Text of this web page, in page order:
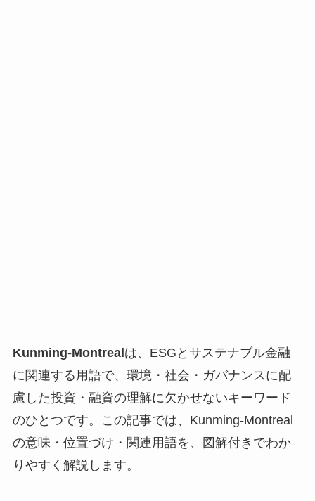
Kunming-Montreal は、ESGとサステナブル金融
に関連する用語で、環境・社会・ガバナンスに配
慮した投資・融資の理解に欠かせないキーワード
のひとつです。この記事では、Kunming-Montreal
の意味・位置づけ・関連用語を、図解付きでわか
りやすく解説します。